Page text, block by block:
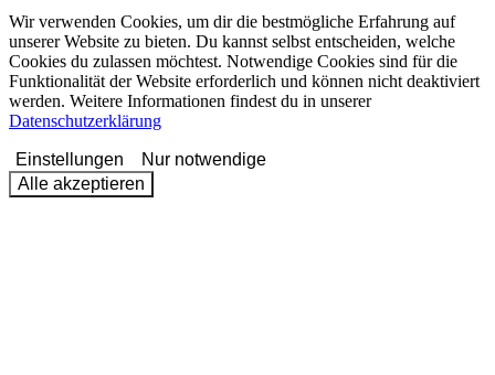
Wir verwenden Cookies, um dir die bestmögliche Erfahrung auf
unserer Website zu bieten. Du kannst selbst entscheiden, welche
Cookies du zulassen möchtest. Notwendige Cookies sind für die
Funktionalität der Website erforderlich und können nicht deaktiviert
werden. Weitere Informationen findest du in unserer
Datenschutzerklärung
Einstellungen
Nur notwendige
Alle akzeptieren